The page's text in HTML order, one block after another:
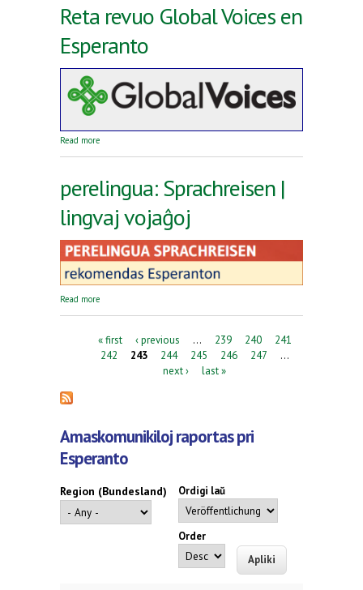
Reta revuo Global Voices en
Esperanto
Read more
perelingua: Sprachreisen |
lingvaj vojaĝoj
Read more
Pages« first ‹ previous … 239 240
241
242
243 244 245 246 247
…
next ›
last »
Amaskomunikiloj raportas pri
Esperanto
Region (Bundesland) Ordigi laŭ
Order